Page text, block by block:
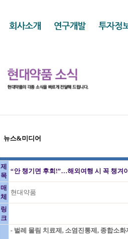
뉴스&미디어
제
목
“안 챙기면 후회!”…해외여행 시 꼭 챙겨
매
체
현대약품
링
크
- 벌레 물림 치료제, 소염진통제, 종합소화